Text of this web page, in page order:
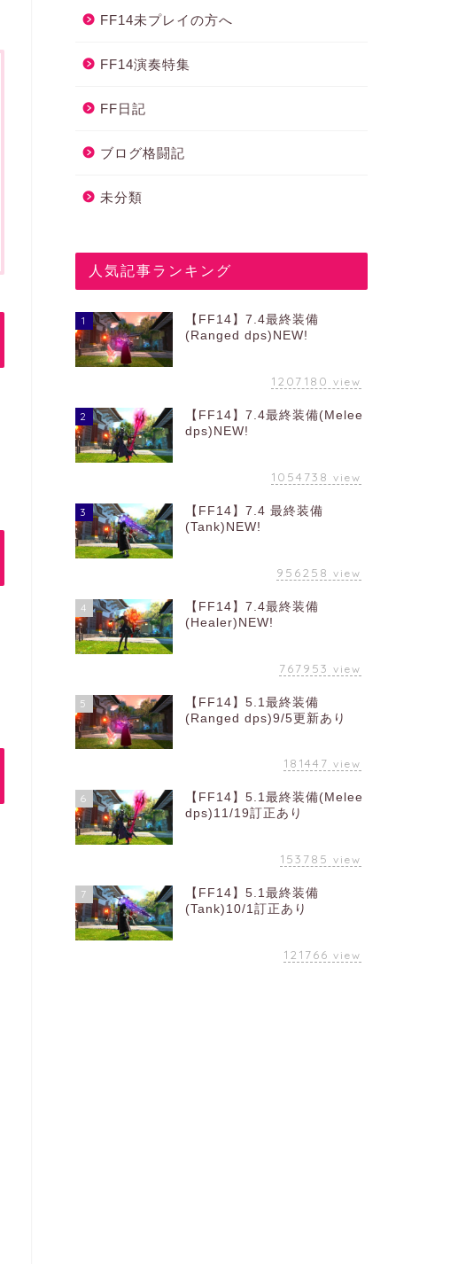
FF14未プレイの方へ
FF14演奏特集
FF日記
ブログ格闘記
未分類
人気記事ランキング
1
【FF14】7.4最終装備
(Ranged dps)NEW!
1207180 view
2
【FF14】7.4最終装備(Melee
dps)NEW!
1054738 view
3
【FF14】7.4 最終装備
(Tank)NEW!
956258 view
4
【FF14】7.4最終装備
(Healer)NEW!
767953 view
5
【FF14】5.1最終装備
(Ranged dps)9/5更新あり
181447 view
6
【FF14】5.1最終装備(Melee
dps)11/19訂正あり
153785 view
7
【FF14】5.1最終装備
(Tank)10/1訂正あり
121766 view